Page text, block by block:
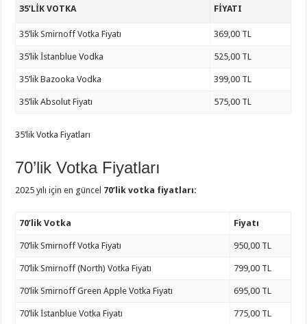
35’LIK VOTKA FIYATI
35’lik Smirnoff Votka Fiyatı 369,00 TL
35’lik İstanblue Vodka 525,00 TL
35’lik Bazooka Vodka 399,00 TL
35’lik Absolut Fiyatı 575,00 TL
35’lik Votka Fiyatları
70’lik Votka Fiyatları
2025 yılı için en güncel 70’lik votka fiyatları:
70’lik Votka Fiyatı
70’lik Smirnoff Votka Fiyatı 950,00 TL
70’lik Smirnoff (North) Votka Fiyatı 799,00 TL
70’lik Smirnoff Green Apple Votka Fiyatı 695,00 TL
70’lik İstanblue Votka Fiyatı 775,00 TL